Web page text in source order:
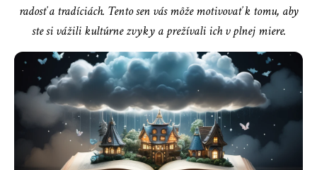
radosť a tradíciách. Tento sen vás môže motivovať k tomu, aby
ste si vážili kultúrne zvyky a prežívali ich v plnej miere.